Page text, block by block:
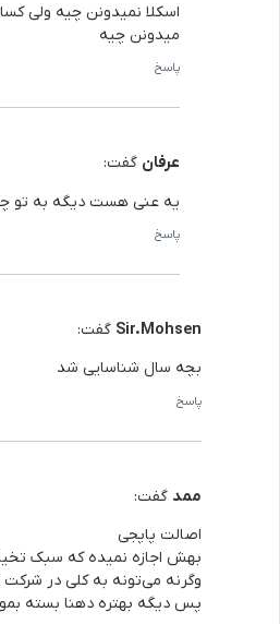
اسکلا نمیدونن چیه ولی
میدونن چیه
پاسخ
عرفان گفت:
یه عنی هست دیگه به تو
پاسخ
Sir.Mohsen گفت:
بچه سال شناسایی شد
پاسخ
ممد گفت:
اصالت پاپجی
بهش اجازه نمیده که سبک
وگرنه می‌تونه به کلی در شرکت
پس دیگه بهتره دهنا بسته